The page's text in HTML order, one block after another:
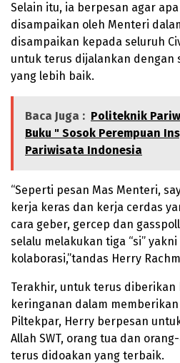
Selain itu, ia berpesan agar
disampaikan oleh Menteri
disampaikan kepada seluruh
untuk terus dijalankan dengan
yang lebih baik.
Baca Juga : Politeknik
Buku " Sosok Perempuan
Pariwisata Indonesia
“Seperti pesan Mas Menteri,
kerja keras dan kerja cerdas
cara geber, gercep dan
selalu melakukan tiga “si”
kolaborasi,”tandas Herry
Terakhir, untuk terus diberikan
keringanan dalam
Piltekpar, Herry berpesan
Allah SWT, orang tua dan
terus didoakan yang terbaik.